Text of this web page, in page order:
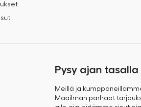
Pysy ajan tasalla
Meillä ja
Maailman parhaat